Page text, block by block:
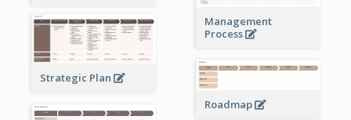
Management
Process
Strategic Plan
Roadmap